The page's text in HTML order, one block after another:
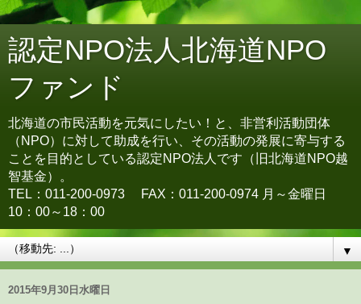
認定NPO法人北海道NPO
ファンド
北海道の市民活動を元気にしたい！と、非営利活動団体
（NPO）に対して助成を行い、その活動の発展に寄与する
ことを目的としている認定NPO法人です（旧北海道NPO越
智基金）。
TEL：011-200-0973 FAX：011-200-0974 月～金曜日
10：00～18：00
▼
2015年9月30日水曜日